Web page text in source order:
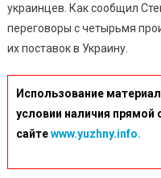
украинцев. Как сообщил
переговоры с четырьмя
их поставок в Украину.
Использование
условии наличия прямой
сайтеwww.yuzhny.info.